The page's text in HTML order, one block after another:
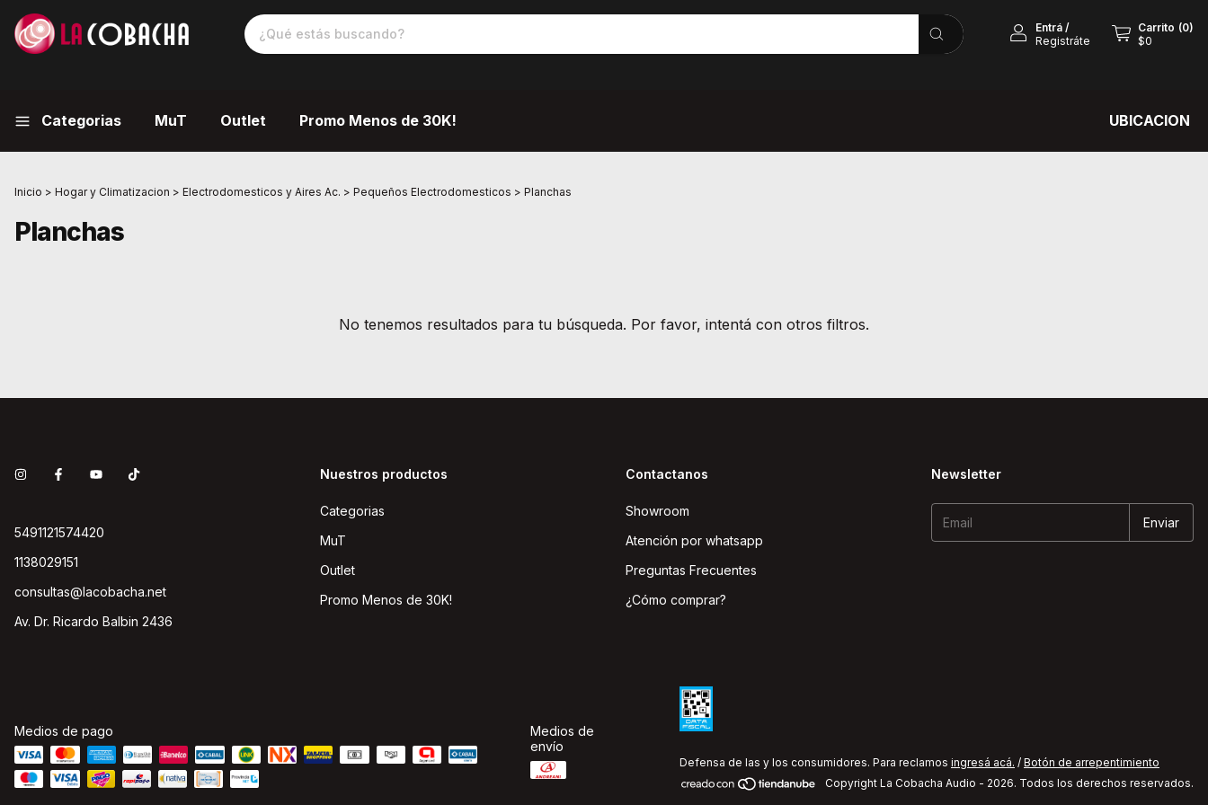
Entrá/
Registráte
Carrito (0)
$0
Categorias MuT Outlet Promo Menos de 30K! UBICACION
Inicio > Hogar y Climatizacion > Electrodomesticos y Aires Ac. > Pequeños Electrodomesticos > Planchas
Planchas
No tenemos resultados para tu búsqueda. Por favor, intentá con otros filtros.
5491121574420
1138029151
consultas@lacobacha.net
Av. Dr. Ricardo Balbin 2436
Nuestros productos
Categorias
MuT
Outlet
Promo Menos de 30K!
Contactanos
Showroom
Atención por whatsapp
Preguntas Frecuentes
¿Cómo comprar?
Newsletter
Medios de pago
Medios de
envío
Defensa de las y los consumidores. Para reclamos ingresá acá. / Botón de arrepentimiento
Copyright La Cobacha Audio - 2026. Todos los derechos reservados.